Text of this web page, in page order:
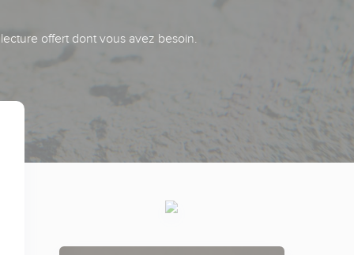
offert dont vous avez besoin.